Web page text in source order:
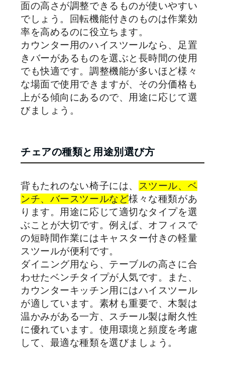
面の高さが調整できるものが使いやすい
でしょう。回転機能付きのものは作業効
率を高めるのに役立ちます。
カウンター用のハイスツールなら、足置
きバーがあるものを選ぶと長時間の使用
でも快適です。調整機能が多いほど様々
な場面で使用できますが、その分価格も
上がる傾向にあるので、用途に応じて選
びましょう。
チェアの種類と用途別選び方
背もたれのない椅子には、 スツール、ベ
ンチ、バースツールなど様々な種類があ
ります。用途に応じて適切なタイプを選
ぶことが大切です。例えば、オフィスで
の短時間作業にはキャスター付きの軽量
スツールが便利です。
ダイニング用なら、テーブルの高さに合
わせたベンチタイプが人気です。また、
カウンターキッチン用にはハイスツール
が適しています。素材も重要で、木製は
温かみがある一方、スチール製は耐久性
に優れています。使用環境と頻度を考慮
して、最適な種類を選びましょう。